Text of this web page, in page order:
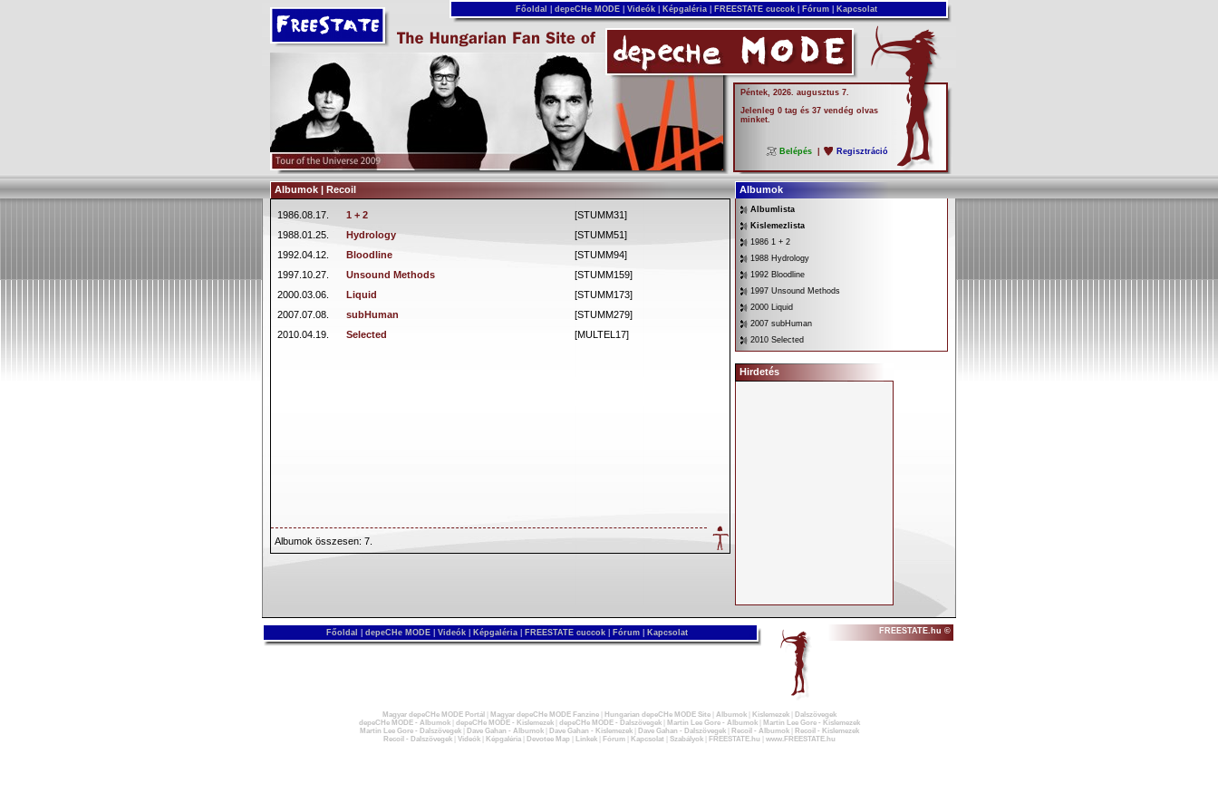
Főoldal depeCHe MODE Videók Képgaléria FREESTATE cuccok Fórum Kapcsolat
Péntek, 2026. augusztus 7.
Jelenleg 0 tag és 37 vendég olvas
minket.
Belépés Regisztráció
Albumok | Recoil Albumok
1986.08.17. 1 + 2
[STUMM31]
1988.01.25.
Hydrology
[STUMM51]
1992.04.12.
Bloodline
[STUMM94]
1997.10.27.
Unsound Methods
[STUMM159]
2000.03.06.
Liquid
[STUMM173]
2007.07.08.
subHuman
[STUMM279]
2010.04.19.
Selected [MULTEL17]
Albumok összesen: 7.
Albumlista
Kislemezlista
1986 1 + 2
1988 Hydrology
1992 Bloodline
1997 Unsound Methods
2000 Liquid
2007 subHuman
2010 Selected
Hirdetés
Főoldal depeCHe MODE Videók Képgaléria FREESTATE cuccok Fórum Kapcsolat FREESTATE.hu ©
Magyar depeCHe MODE Portál Magyar depeCHe MODE Fanzine| Hungarian depeCHe MODE Site| Albumok| Kislemezek|
Dalszövegek
depeCHe MODE - Albumok| depeCHe MODE - Kislemezek| depeCHe MODE - Dalszövegek| Martin Lee Gore - Albumok|
Martin Lee Gore - Kislemezek
Martin Lee Gore - Dalszövegek| Dave Gahan - Albumok| Dave Gahan - Kislemezek| Dave Gahan - Dalszövegek| Recoil - Albumok|
Recoil - Kislemezek
Recoil - Dalszövegek| Videók| Képgaléria| Devotee Map| Linkek| Fórum| Kapcsolat| Szabályok| FREESTATE.hu www.FREESTATE.hu